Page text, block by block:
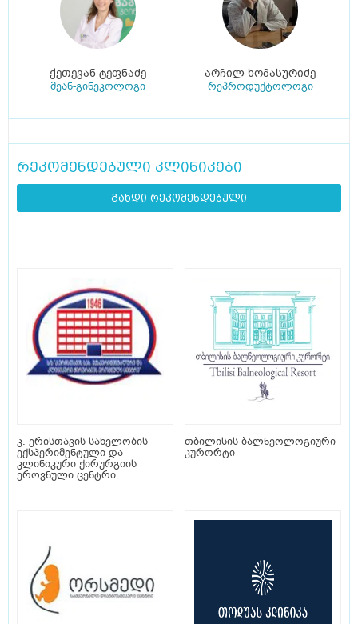
ქეთევან ტეფნაძე
მეან-გინეკოლოგი
არჩილ ხომასურიძე
რეპროდუქტოლოგი
რეკომენდებული კლინიკები
გახდი რეკომენდებული
კ. ერისთავის სახელობის
ექსპერიმენტული და
კლინიკური ქირურგიის
ეროვნული ცენტრი
თბილისის ბალნეოლოგიური
კურორტი